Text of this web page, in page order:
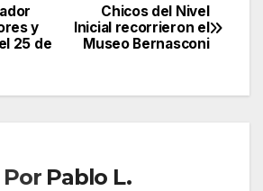
Chicos del Nivel
Inicial recorrieron el
Museo Bernasconi
y
25 de
Por Pablo L.